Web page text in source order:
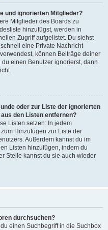
und ignorierten Mitglieder?
Mitglieder des Boards zu
hinzufügst, werden in
Zugriff aufgelistet. Du siehst
eine Private Nachricht
können Beiträge deiner
einen Benutzer ignorierst, dann
oder zur Liste der ignorierten
den Listen entfernen?
Listen setzen: In jedem
Hinzufügen zur Liste der
Außerdem kannst du im
Listen hinzufügen, indem du
Stelle kannst du sie auch wieder
durchsuchen?
einen Suchbegriff in die Suchbox